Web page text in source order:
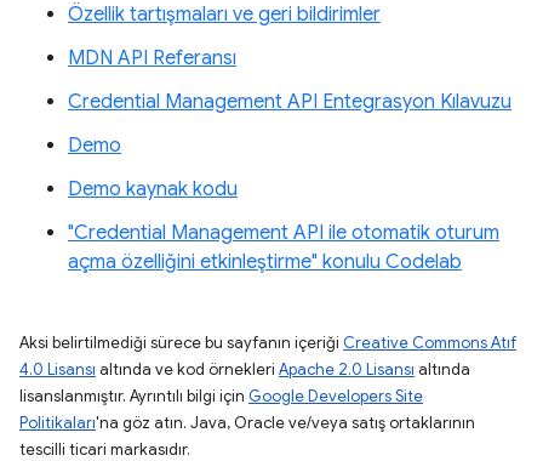
Özellik tartışmaları ve geri bildirimler
MDN API Referansı
Credential Management API Entegrasyon Kılavuzu
Demo
Demo kaynak kodu
"Credential Management API ile otomatik oturum
açma özelliğini etkinleştirme" konulu Codelab
Aksi belirtilmediği sürece bu sayfanın içeriği Creative Commons Atıf
4.0 Lisansı altında ve kod örnekleri Apache 2.0 Lisansı altında
lisanslanmıştır. Ayrıntılı bilgi için Google Developers Site
Politikaları'na göz atın. Java, Oracle ve/veya satış ortaklarının
tescilli ticari markasıdır.